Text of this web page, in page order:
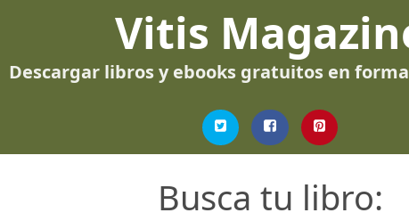
Vitis
Descargar libros y ebooks gratuitos en
Busca tu libro: